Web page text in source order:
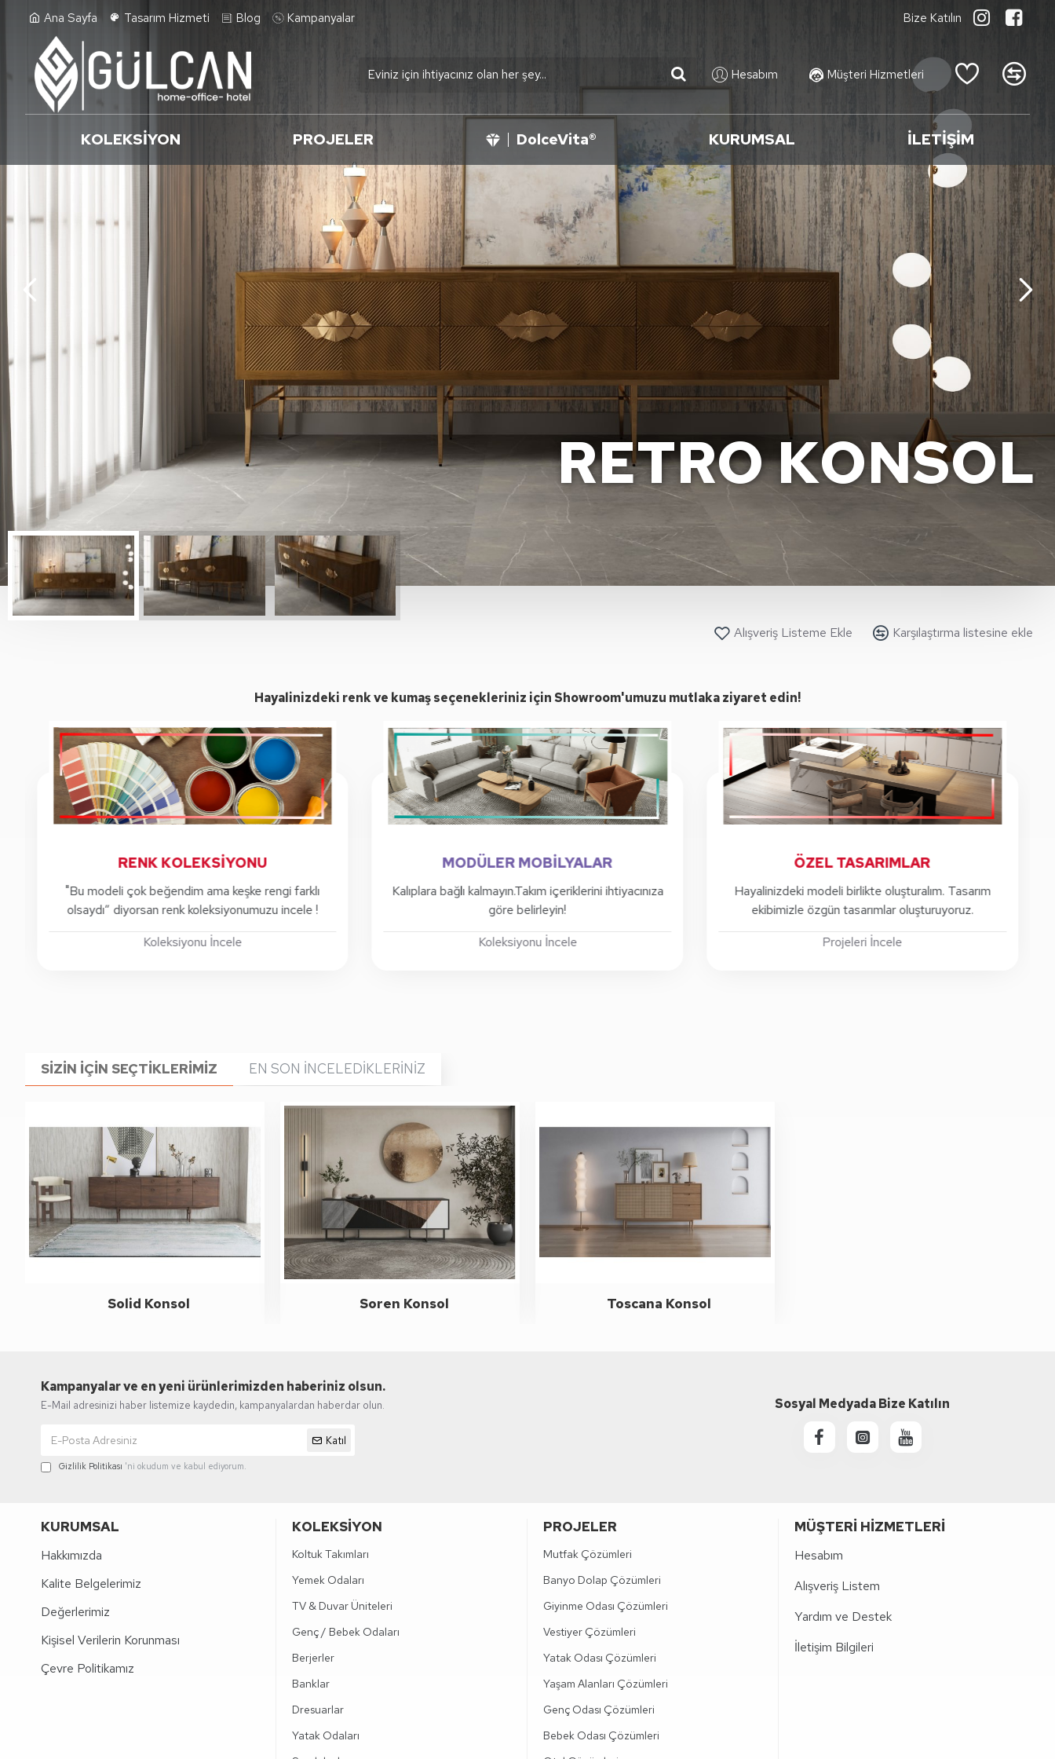
Ana Sayfa Tasarım Hizmeti Blog Kampanyalar Bize Katılın
Hesabım Müşteri Hizmetleri
KOLEKSİYON PROJELER DolceVita® KURUMSAL İLETİŞİM
RETRO KONSOL
Alışveriş Listeme Ekle Karşılaştırma listesine ekle
Hayalinizdeki renk ve kumaş seçenekleriniz için Showroom'umuzu mutlaka ziyaret edin!
RENK KOLEKSİYONU
"Bu modeli çok beğendim ama keşke rengi farklı
olsaydı” diyorsan renk koleksiyonumuzu incele !
Koleksiyonu İncele
MODÜLER MOBİLYALAR
Kalıplara bağlı kalmayın.Takım içeriklerini ihtiyacınıza
göre belirleyin!
Koleksiyonu İncele
ÖZEL TASARIMLAR
Hayalinizdeki modeli birlikte oluşturalım.
ekibimizle özgün tasarımlar oluşturuyoruz.
Projeleri İncele
SIZIN İÇIN SEÇTIKLERIMIZ EN SON İNCELEDIKLERINIZ
Solid Konsol Soren Konsol Toscana Konsol
Kampanyalar ve en yeni ürünlerimizden haberiniz olsun.
E-Mail adresinizi haber listemize kaydedin, kampanyalardan haberdar olun.
Katıl
Gizlilik Politikası 'ni okudum ve kabul ediyorum.
Sosyal Medyada Bize Katılın
KURUMSAL
Hakkımızda
Kalite Belgelerimiz
Değerlerimiz
Kişisel Verilerin Korunması
Çevre Politikamız
KOLEKSIYON
Koltuk Takımları
Yemek Odaları
TV & Duvar Üniteleri
Genç / Bebek Odaları
Berjerler
Banklar
Dresuarlar
Yatak Odaları
PROJELER
Mutfak Çözümleri
Banyo Dolap Çözümleri
Giyinme Odası Çözümleri
Vestiyer Çözümleri
Yatak Odası Çözümleri
Yaşam Alanları Çözümleri
Genç Odası Çözümleri
Bebek Odası Çözümleri
MÜŞTERI HIZMETLERI
Hesabım
Alışveriş Listem
Yardım ve Destek
İletişim Bilgileri